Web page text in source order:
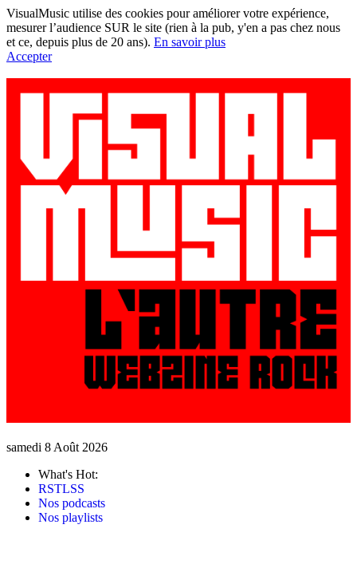
VisualMusic utilise des cookies pour améliorer votre expérience,
mesurer l’audience SUR le site (rien à la pub, y'en a pas chez nous
et ce, depuis plus de 20 ans). En savoir plus
Accepter
samedi 8 Août 2026
What's Hot:
RSTLSS
Nos podcasts
Nos playlists